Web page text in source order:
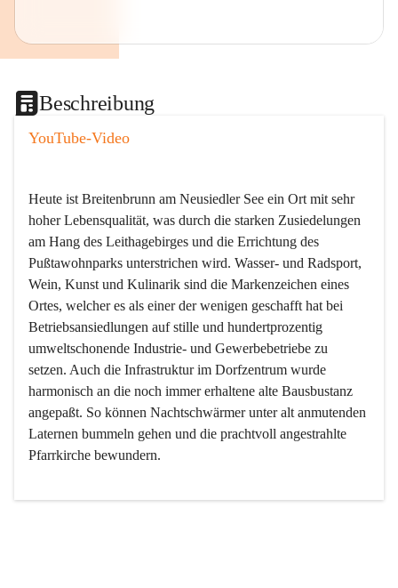
Beschreibung
YouTube-Video
Heute ist Breitenbrunn am Neusiedler See ein Ort mit sehr
hoher Lebensqualität, was durch die starken Zusiedelungen
am Hang des Leithagebirges und die Errichtung des
Pußtawohnparks unterstrichen wird. Wasser- und Radsport,
Wein, Kunst und Kulinarik sind die Markenzeichen eines
Ortes, welcher es als einer der wenigen geschafft hat bei
Betriebsansiedlungen auf stille und hundertprozentig
umweltschonende Industrie- und Gewerbebetriebe zu
setzen. Auch die Infrastruktur im Dorfzentrum wurde
harmonisch an die noch immer erhaltene alte Bausbustanz
angepaßt. So können Nachtschwärmer unter alt anmutenden
Laternen bummeln gehen und die prachtvoll angestrahlte
Pfarrkirche bewundern.
Der Weinbau dominert heute nicht mehr, ist aber integrativer